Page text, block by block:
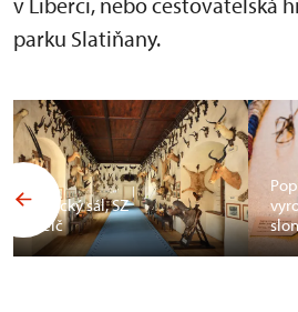
parku Slatiňany.
Africký sál, SZ
Telč